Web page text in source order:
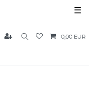
☰
0,00 EUR